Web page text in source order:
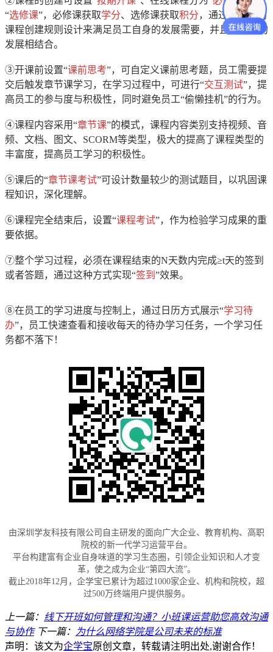
“选修课”，必修课获取学分、选修课获取积分，通过一系列的
课程创建规则设计来满足员工自身的发展需要，并且与企业的
发展相结合。
③开课前设置“课前思考”，可自定义课前思考题，员工需要提
交后触发章节课学习，在学习过程中，可进行“交互测试”，提
高员工的参与度与积极性，同时避免员工“偷懒挂机”的行为。
④课程内容采用“章节课”的模式，课程内容类别支持视频、音
频、文档、图文、SCORM等类型，极大的提高了课程类型的
丰富度，提高员工学习的积极性。
⑤课后的“章节课考试”可设计数量较少的测试题目，以巩固课
程知识，深化理解。
⑥课程完全结束后，设置“课程考试”，作为检验学习成果的重
要依据。
⑦整个学习过程，必须在课程结束的N天数内完成≥t天的签到
或者答题，通过这种方式实现“签到 ”效果。
⑧在员工的学习进度与控制上，通过日历方式展示“学习待
办”，员工快速查看和接收每天的待办学习任务，一个学习任
务都不落下！
由深圳学友科技有限公司自主研发的面向广大企业、教育机构、高职
院校的新一代学习运营平台。
平台构建富有企业自身味道的学习生态圈，引领企业知识和人才变
革，使之成为企业“第四大流”。
截止2018年12 月，企学宝已累计为超过1000家企业、机构和院校，超
过500万终端用户提供服务。
上一篇： 线下开班如何管理和沟通？小班课运营助您高效沟通
与协作 下一篇：
为什么网络学院是公司未来的标准
声明：该文为企学宝原创文章，转载请注明出处,谢谢合作！